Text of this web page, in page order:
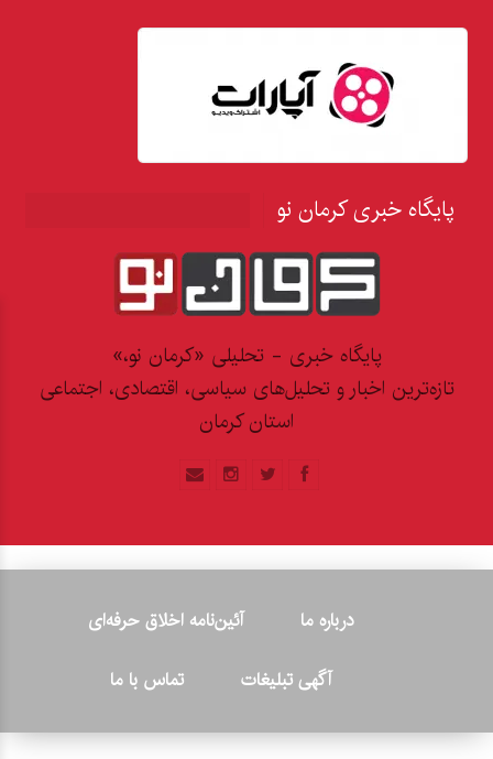
پایگاه خبری کرمان نو
پایگاه خبری - تحلیلی «کرمان نو،»
تازه‌ترین اخبار و تحلیل‌های سیاسی، اقتصادی، اجتماعی
استان کرمان
درباره ما
آئین‌نامه اخلاق حرفه‌ای
آگهی تبلیغات
تماس با ما